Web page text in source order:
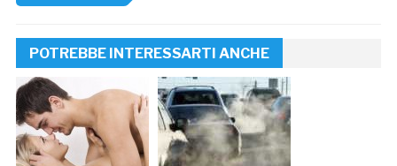
POTREBBE INTERESSARTI ANCHE